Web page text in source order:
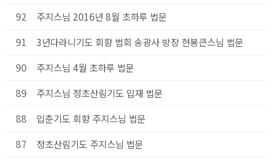
92
주지스님 2016년 8월 초하루 법문
91
3년다라니기도 회향 법회 송광사 방장 현봉큰스님 법문
90
주지스님 4월 초하루 법문
89
주지스님 정초산림기도 입재 법문
88
입춘기도 회향 주지스님 법문
87
정초산림기도 주지스님 법문